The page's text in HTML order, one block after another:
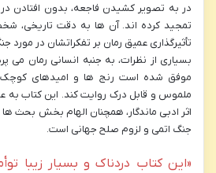
در به تصویر کشیدن فاجعه، بدون افتادن
تمجید کرده اند. آن ها به دقت تاریخی،
تأثیرگذاری عمیق رمان بر تفکراتشان در مورد
بسیاری از نظرات، به جنبه انسانی رمان می
موفق شده است رنج ها و امیدهای کوچک
ملموس و قابل درک روایت کند. این کتاب به
اثر ادبی ماندگار، همچنان الهام بخش بحث
جنگ اتمی و لزوم صلح جهانی است.
«این کتاب دردناک و بسیار زیبا